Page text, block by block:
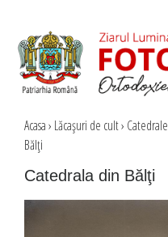
Acasa› Lăcaşuri de cult› Catedrale
Bălţi
Catedrala din Bălţi